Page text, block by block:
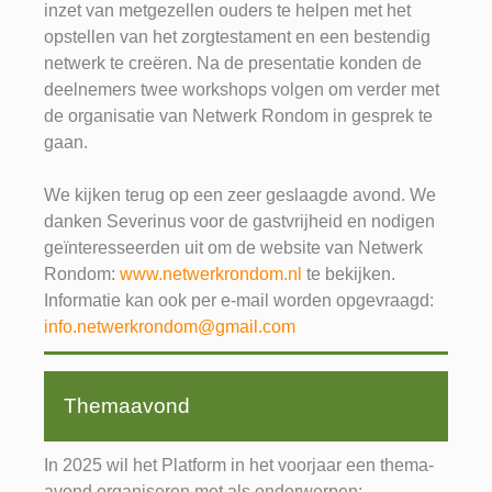
inzet van metgezellen ouders te helpen met het
opstellen van het zorgtestament en een bestendig
netwerk te creëren. Na de presentatie konden de
deelnemers twee workshops volgen om verder met
de organisatie van Netwerk Rondom in gesprek te
gaan.
We kijken terug op een zeer geslaagde avond. We
danken Severinus voor de gastvrijheid en nodigen
geïnteresseerden uit om de website van Netwerk
Rondom: www.netwerkrondom.nl te bekijken.
Informatie kan ook per e-mail worden opgevraagd:
info.netwerkrondom@gmail.com
Themaavond
In 2025 wil het Platform in het voorjaar een thema-